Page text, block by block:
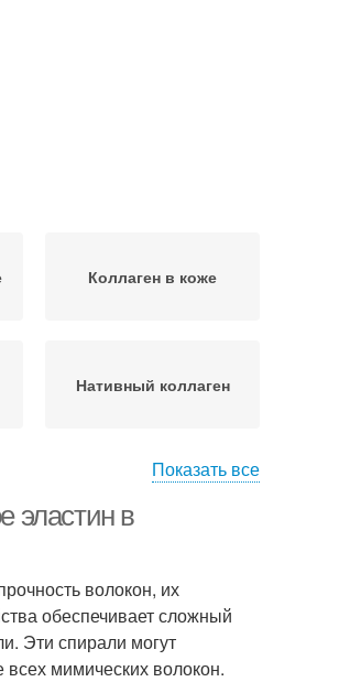
Коллаген в коже
Нативный коллаген
Показать все
эластин в
волокон, их
обеспечивает сложный
Эти спирали могут
всех мимических волокон.